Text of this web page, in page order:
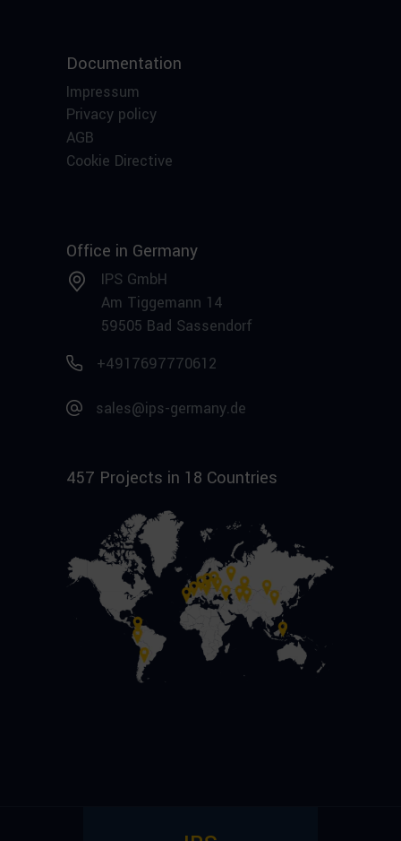
Documentation
Impressum
Privacy policy
AGB
Cookie Directive
Office in Germany
IPS GmbH
Am Tiggemann 14
59505 Bad Sassendorf
+4917697770612
sales@ips-germany.de
457 Projects in 18 Countries